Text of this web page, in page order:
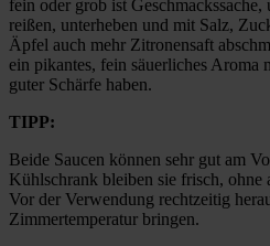
fein oder grob ist
reißen, unterheben und mit Salz,
Äpfel auch mehr Zitronensaft
ein pikantes, fein säuerliches Aroma
guter Schärfe haben.
TIPP:
Beide Saucen können sehr gut am
Kühlschrank bleiben sie frisch, ohne
Vor der Verwendung rechtzeitig
Zimmertemperatur bringen.